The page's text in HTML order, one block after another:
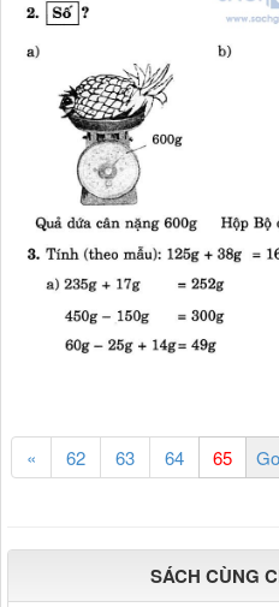
« 62 63 64
SÁCH CÙNG